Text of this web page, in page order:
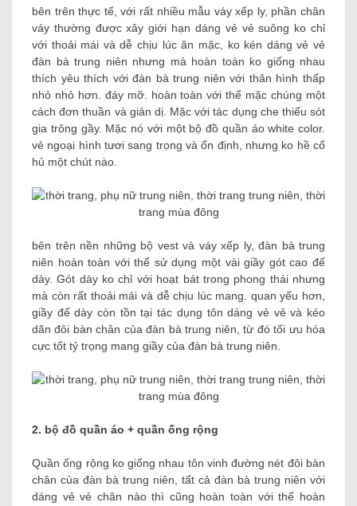
bên trên thực tế, với rất nhiều mẫu váy xếp ly, phần chân
váy thường được xây giới hạn dáng vẻ vẻ suông ko chỉ
với thoải mái và dễ chịu lúc ăn mặc, ko kén dáng vẻ vẻ
đàn bà trung niên nhưng mà hoàn toàn ko giống nhau
thích yêu thích với đàn bà trung niên với thân hình thấp
nhỏ nhỏ hơn. đáy mỡ. hoàn toàn với thể mặc chúng một
cách đơn thuần và giản dị. Mặc với tác dụng che thiếu sót
gia trông gầy. Mặc nó với một bộ đồ quần áo white color.
vẻ ngoại hình tươi sang trọng và ổn định, nhưng ko hề cổ
hủ một chút nào.
bên trên nền những bộ vest và váy xếp ly, đàn bà trung
niên hoàn toàn với thể sử dụng một vài giầy gót cao đế
dày. Gót dày ko chỉ với hoạt bát trong phong thái nhưng
mà còn rất thoải mái và dễ chịu lúc mang. quan yếu hơn,
giầy đế dày còn tồn tại tác dụng tôn dáng vẻ vẻ và kéo
dãn đôi bàn chân của đàn bà trung niên, từ đó tối ưu hóa
cực tốt tỷ trọng mang giầy của đàn bà trung niên.
2. bộ đồ quần áo + quần ống rộng
Quần ống rộng ko giống nhau tôn vinh đường nét đôi bàn
chân của đàn bà trung niên, tất cả đàn bà trung niên với
dáng vẻ vẻ chân nào thì cũng hoàn toàn với thể hoàn